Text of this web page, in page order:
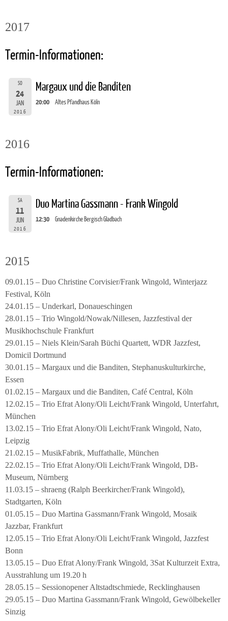
2017
Termin-Informationen:
SO
24
JAN
2016
Margaux und die Banditen
20:00 Altes Pfandhaus Köln
2016
Termin-Informationen:
SA
11
JUN
2016
Duo Martina Gassmann - Frank Wingold
12:30 Gnadenkirche Bergisch Gladbach
2015
09.01.15 – Duo Christine Corvisier/Frank Wingold, Winterjazz
Festival, Köln
24.01.15 – Underkarl, Donaueschingen
28.01.15 – Trio Wingold/Nowak/Nillesen, Jazzfestival der
Musikhochschule Frankfurt
29.01.15 – Niels Klein/Sarah Büchi Quartett, WDR Jazzfest,
Domicil Dortmund
30.01.15 – Margaux und die Banditen, Stephanuskulturkirche,
Essen
01.02.15 – Margaux und die Banditen, Café Central, Köln
12.02.15 – Trio Efrat Alony/Oli Leicht/Frank Wingold, Unterfahrt,
München
13.02.15 – Trio Efrat Alony/Oli Leicht/Frank Wingold, Nato,
Leipzig
21.02.15 – MusikFabrik, Muffathalle, München
22.02.15 – Trio Efrat Alony/Oli Leicht/Frank Wingold, DB-
Museum, Nürnberg
11.03.15 – shraeng (Ralph Beerkircher/Frank Wingold),
Stadtgarten, Köln
01.05.15 – Duo Martina Gassmann/Frank Wingold, Mosaik
Jazzbar, Frankfurt
12.05.15 – Trio Efrat Alony/Oli Leicht/Frank Wingold, Jazzfest
Bonn
13.05.15 – Duo Efrat Alony/Frank Wingold, 3Sat Kulturzeit Extra,
Ausstrahlung um 19.20 h
28.05.15 – Sessionopener Altstadtschmiede, Recklinghausen
29.05.15 – Duo Martina Gassmann/Frank Wingold, Gewölbekeller
Sinzig